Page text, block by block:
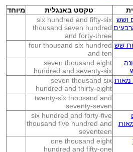
טקסט באנגלית מיוחד
ושש six hundred and fifty-six
thousand seven hundred
and forty-three
שש four thousand six hundred
and ten
seven thousand eight
hundred and seventy-six
מאות seven thousand six
hundred and thirty-eight
twenty-six thousand and
seventy-seven
six hundred and forty-five
thousand five hundred and
seventeen
one thousand eight
hundred and fifty-one